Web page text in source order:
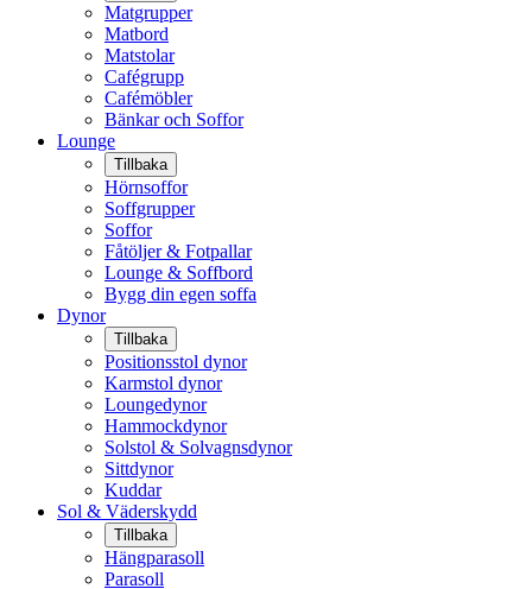
Matgrupper
Matbord
Matstolar
Cafégrupp
Cafémöbler
Bänkar och Soffor
Lounge
Tillbaka
Hörnsoffor
Soffgrupper
Soffor
Fåtöljer & Fotpallar
Lounge & Soffbord
Bygg din egen soffa
Dynor
Tillbaka
Positionsstol dynor
Karmstol dynor
Loungedynor
Hammockdynor
Solstol & Solvagnsdynor
Sittdynor
Kuddar
Sol & Väderskydd
Tillbaka
Hängparasoll
Parasoll